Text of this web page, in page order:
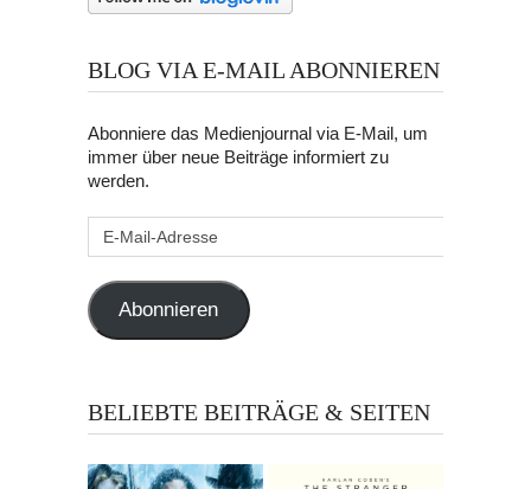
BLOG VIA E-MAIL ABONNIEREN
Abonniere das Medienjournal via E-Mail, um
immer über neue Beiträge informiert zu
werden.
Abonnieren
BELIEBTE BEITRÄGE & SEITEN